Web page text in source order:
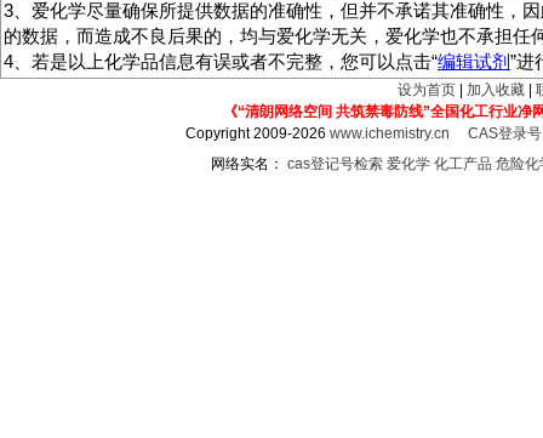
3、爱化学尽量确保所提供数据的准确性，但并不承诺其准确性，
的数据，而造成不良后果的，均与爱化学无关，爱化学也不承担任
4、若是以上化学品信息有误或者不完整，您可以点击“编辑试剂”进
设为首页 加入收藏
《“清朗网络空间 共筑禁毒防线”全国化工行业净
Copyright 2009-2026www.ichemistry.cn
CAS登录
网络实名： cas登记号检索 爱化学 化工产品 危险化